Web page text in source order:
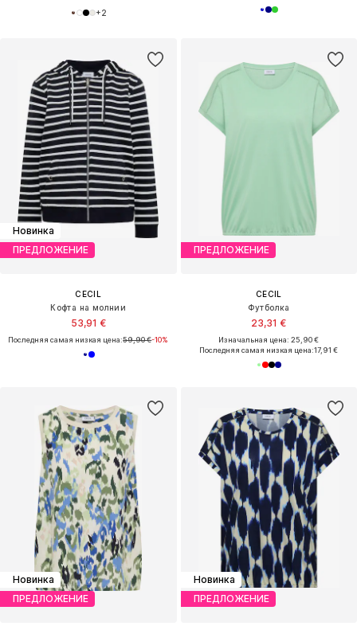
+2
Новинка
ПРЕДЛОЖЕНИЕ
CECIL
Кофта на молнии
53,91 €
Последняя самая низкая цена:59,90 €-10%
ПРЕДЛОЖЕНИЕ
CECIL
Футболка
23,31 €
Изначальная цена: 25,90 €
Последняя самая низкая цена:17,91 €
Новинка
ПРЕДЛОЖЕНИЕ
Новинка
ПРЕДЛОЖЕНИЕ